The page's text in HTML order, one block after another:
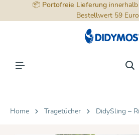
springen
📦 Portofreie Lieferung
Bestellwert 59
Home Tragetücher DidySling –